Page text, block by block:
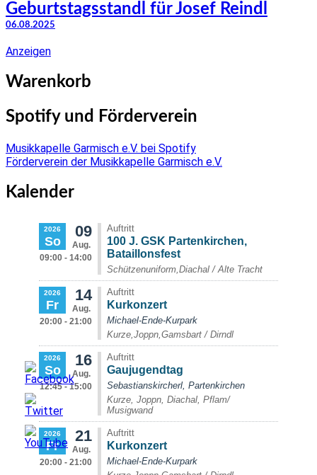
Geburtstagsstandl für Josef Reindl
06.08.2025
Anzeigen
Warenkorb
Spotify und Förderverein
Musikkapelle Garmisch e.V. bei Spotify
Förderverein der Musikkapelle Garmisch e.V.
Kalender